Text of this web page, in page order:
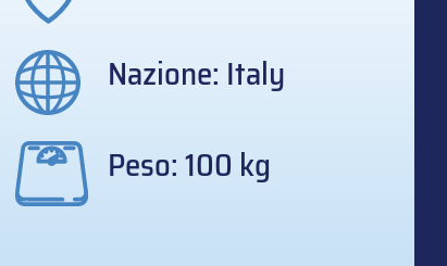
Nazione: Italy
Peso: 100 kg